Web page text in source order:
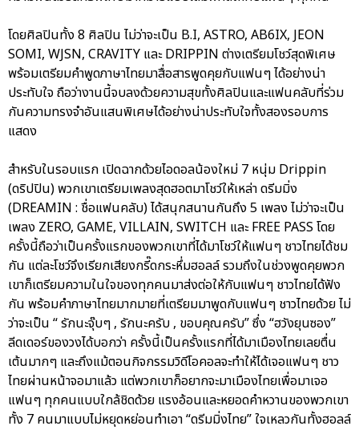
โดยศิลปินทั้ง 8 ศิลปิน ไม่ว่าจะเป็น B.I, ASTRO, AB6IX, JEON
SOMI, WJSN, CRAVITY และ DRIPPIN ต่างเตรียมโชว์สุดพิเศษ
พร้อมเตรียมคำพูดภาษาไทยมาสื่อสารพูดคุยกับแฟนๆ ได้อย่างน่า
ประทับใจ ถือว่างานนี้จบลงด้วยความสุขทั้งศิลปินและแฟนคลับที่ร่วม
กันความทรงจำอันแสนพิเศษได้อย่างน่าประทับใจทั้งสองรอบการ
แสดง
สำหรับในรอบแรก เปิดฉากด้วยไอดอลน้องใหม่ 7 หนุ่ม Drippin
(ดริปปิน) พวกเขาเตรียมเพลงสุดฮอตมาโชว์ให้เหล่า ดรีมมิ่ง
(DREAMIN : ชื่อแฟนคลับ) ได้สนุกสนานกันถึง 5 เพลง ไม่ว่าจะเป็น
เพลง ZERO, GAME, VILLAIN, SWITCH และ FREE PASS โดย
ครั้งนี้ถือว่าเป็นครั้งแรกของพวกเขาที่ได้มาโชว์ให้แฟนๆ ชาวไทยได้ชม
กัน แต่ละโชว์จึงเรียกเสียงกรี๊ดกระหึ่มฮอลล์ รวมถึงในช่วงพูดคุยพวก
เขาก็เตรียมความในใจของทุกคนมาส่งต่อให้กับแฟนๆ ชาวไทยได้ฟัง
กัน พร้อมคำภาษาไทยมากมายที่เตรียมมาพูดกับแฟนๆ ชาวไทยด้วย ไม่
ว่าจะเป็น “ รักนะจุ๊บๆ , รักนะครับ , ขอบคุณครับ” ซึ่ง “ฮวังยุนซอง”
ลีดเดอร์ของวงได้บอกว่า ครั้งนี้เป็นครั้งแรกที่ได้มาเมืองไทยเลยตื่น
เต้นมากๆ และถึงแม้ตอนกิจกรรมวิดีโอคอลจะทำให้ได้เจอแฟนๆ ชาว
ไทยผ่านหน้าจอมาแล้ว แต่พวกเขาก็อยากจะมาเมืองไทยเพื่อมาเจอ
แฟนๆ ทุกคนแบบใกล้ชิดด้วย แรงอ้อนและหยอดคำหวานของพวกเขา
ทั้ง 7 คนมาแบบไม่หยุดหย่อนทำเอา “ดรีมมิ่งไทย” ใจเหลวกันทั้งฮอลล์